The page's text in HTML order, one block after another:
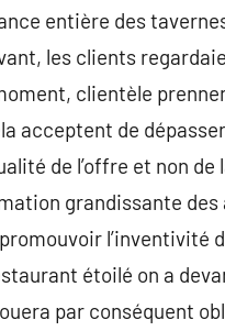
entière des
les clients
clientèle
acceptent de
de l’offre et non de
grandissante
promouvoir
étoilé on a
par conséquent